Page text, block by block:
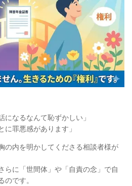
になるなんて恥ずかしい」
に罪悪感があります」
の内を明かしてくださる相談者様が
らに「世間体」や「自責の念」で自
のです。